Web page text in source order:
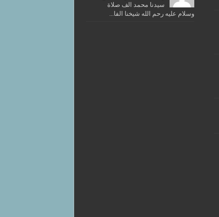
سيدنا محمد الف صلاة
وسلام عليه رحم الله شيخنا الفا...